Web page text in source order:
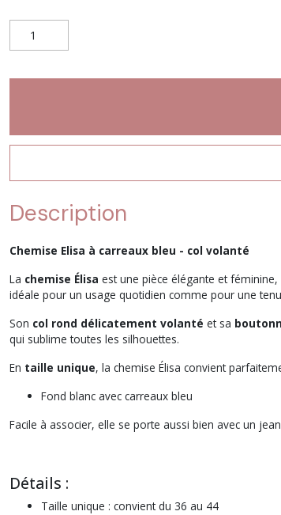
Description
Chemise Elisa à carreaux bleu - col volanté
La chemise Élisa est une pièce élégante et
idéale pour un usage quotidien comme pour une
Son col rond délicatement volanté et sa
qui sublime toutes les silhouettes.
En taille unique, la chemise Élisa convient
Fond blanc avec carreaux bleu
Facile à associer, elle se porte aussi bien avec un
Détails :
Taille unique : convient du 36 au 44